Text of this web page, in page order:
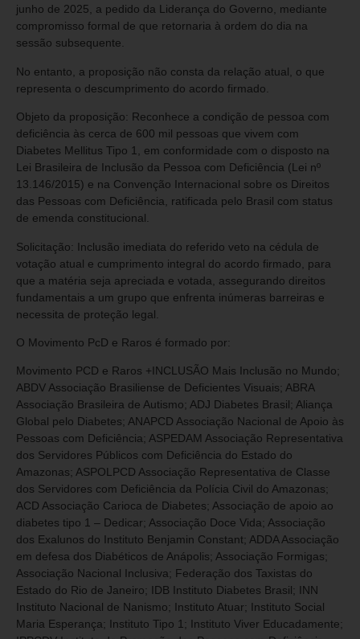
junho de 2025, a pedido da Liderança do Governo, mediante
compromisso formal de que retornaria à ordem do dia na
sessão subsequente.
No entanto, a proposição não consta da relação atual, o que
representa o descumprimento do acordo firmado.
Objeto da proposição: Reconhece a condição de pessoa com
deficiência às cerca de 600 mil pessoas que vivem com
Diabetes Mellitus Tipo 1, em conformidade com o disposto na
Lei Brasileira de Inclusão da Pessoa com Deficiência (Lei nº
13.146/2015) e na Convenção Internacional sobre os Direitos
das Pessoas com Deficiência, ratificada pelo Brasil com status
de emenda constitucional.
Solicitação: Inclusão imediata do referido veto na cédula de
votação atual e cumprimento integral do acordo firmado, para
que a matéria seja apreciada e votada, assegurando direitos
fundamentais a um grupo que enfrenta inúmeras barreiras e
necessita de proteção legal.
O Movimento PcD e Raros é formado por:
Movimento PCD e Raros +INCLUSÃO Mais Inclusão no Mundo;
ABDV Associação Brasiliense de Deficientes Visuais; ABRA
Associação Brasileira de Autismo; ADJ Diabetes Brasil; Aliança
Global pelo Diabetes; ANAPCD Associação Nacional de Apoio às
Pessoas com Deficiência; ASPEDAM Associação Representativa
dos Servidores Públicos com Deficiência do Estado do
Amazonas; ASPOLPCD Associação Representativa de Classe
dos Servidores com Deficiência da Polícia Civil do Amazonas;
ACD Associação Carioca de Diabetes; Associação de apoio ao
diabetes tipo 1 – Dedicar; Associação Doce Vida; Associação
dos Exalunos do Instituto Benjamin Constant; ADDA Associação
em defesa dos Diabéticos de Anápolis; Associação Formigas;
Associação Nacional Inclusiva; Federação dos Taxistas do
Estado do Rio de Janeiro; IDB Instituto Diabetes Brasil; INN
Instituto Nacional de Nanismo; Instituto Atuar; Instituto Social
Maria Esperança; Instituto Tipo 1; Instituto Viver Educadamente;